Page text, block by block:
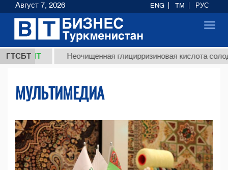
ГТСБТ Неочищенная глицирризиновая кислота
МУЛЬТИМЕДИА
Август 7, 2026 ENG TM РУС